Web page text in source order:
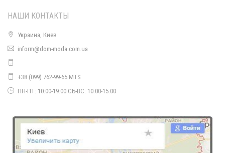
НАШИ КОНТАКТЫ
Украина, Киев
inform@dom-moda.com.ua
+38 (099) 762-99-65 MTS
ПН-ПТ: 10:00-19:00 СБ-ВС: 10:00-15:00